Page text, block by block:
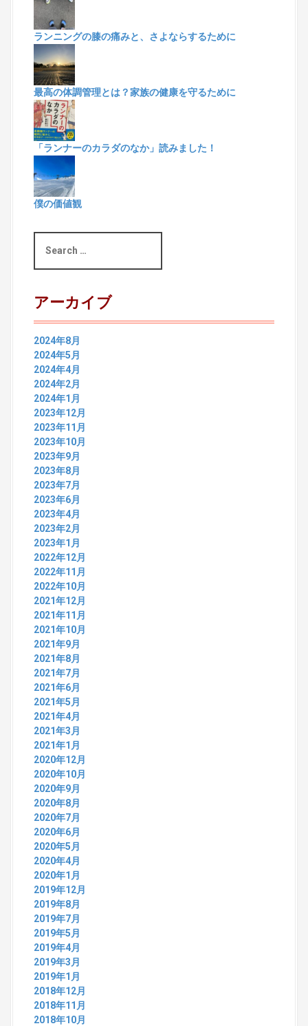
ランニングの膝の痛みと、さよならするために
最高の体調管理とは？家族の健康を守るために
「ランナーのカラダのなか」読みました！
僕の価値観
a
c
h
f
o
r
:
アーカイブ
2024年8月
2024年5月
2024年4月
2024年2月
2024年1月
2023年12月
2023年11月
2023年10月
2023年9月
2023年8月
2023年7月
2023年6月
2023年4月
2023年2月
2023年1月
2022年12月
2022年11月
2022年10月
2021年12月
2021年11月
2021年10月
2021年9月
2021年8月
2021年7月
2021年6月
2021年5月
2021年4月
2021年3月
2021年1月
2020年12月
2020年10月
2020年9月
2020年8月
2020年7月
2020年6月
2020年5月
2020年4月
2020年1月
2019年12月
2019年8月
2019年7月
2019年5月
2019年4月
2019年3月
2019年1月
2018年12月
2018年11月
2018年10月